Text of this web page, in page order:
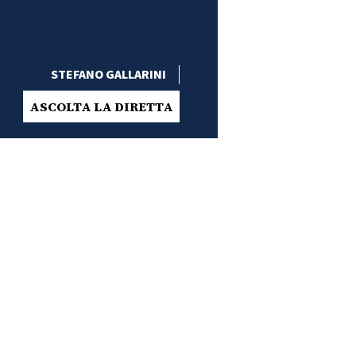
STEFANO GALLARINI
ASCOLTA LA DIRETTA